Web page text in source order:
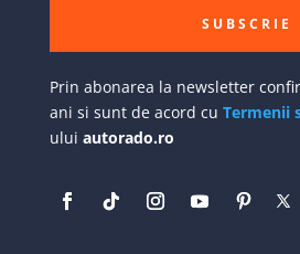
SUBSCRIE
Prin abonarea la newsletter
ani si sunt de acord cu Termenii
ului autorado.ro